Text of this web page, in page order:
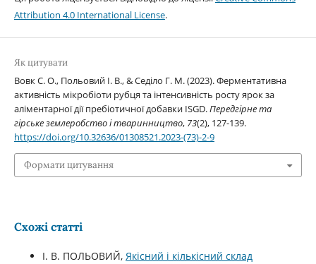
Attribution 4.0 International License.
Як цитувати
Вовк С. О., Польовий І. В., & Седіло Г. М. (2023). Ферментативна
активність мікробіоти рубця та інтенсивність росту ярок за
аліментарної дії пребіотичної добавки ISGD.Передгірне та
гірське землеробство і тваринництво, 73(2), 127-139.
https://doi.org/10.32636/01308521.2023-(73)-2-9
Формати цитування
Схожі статті
І. В. ПОЛЬОВИЙ, Якісний і кількісний склад